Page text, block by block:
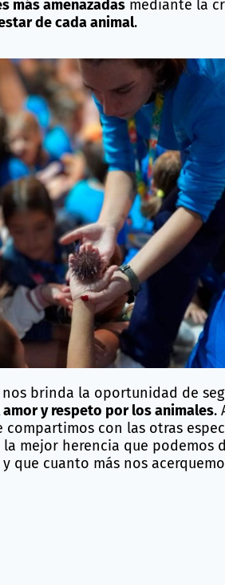
el Día
para
trabajo
el trabajo de las
dedicación y una vocación
Instituciones conservacionistas
que se dedican “en cuerpo
a su cargo.
bajo criterios científicos
más amenazadasmediante la
de cada animal.